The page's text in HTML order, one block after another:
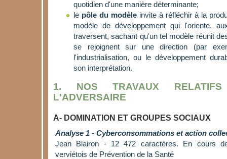
quotidien d'une manière déterminante;
le pôle du modèleinvite à réfléchir à la
modèle de développement qui l'oriente,
traversent, sachant qu'un tel modèle réunit
se rejoignent sur une direction (par
l'industrialisation, ou le développement
son interprétation.
1. NOS TRAVAUX
L'ADVERSAIRE
A- DOMINATION ET GROUPES SOCIAUX
Analyse 1 - Cyberconsommations et action
Jean Blairon - 12 472 caractères. En cours
verviétois de Prévention de la Santé